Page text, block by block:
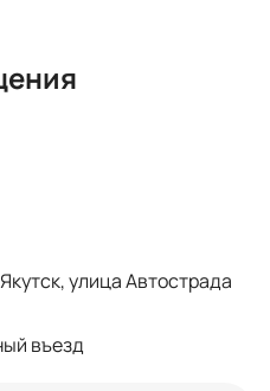
улица Автострада
въезд